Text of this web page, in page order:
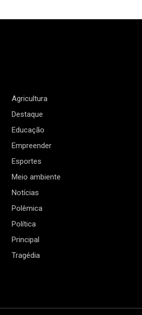
Agricultura
Destaque
Educação
Empreender
Esportes
Meio ambiente
Notícias
Polêmica
Política
Principal
Tragédia